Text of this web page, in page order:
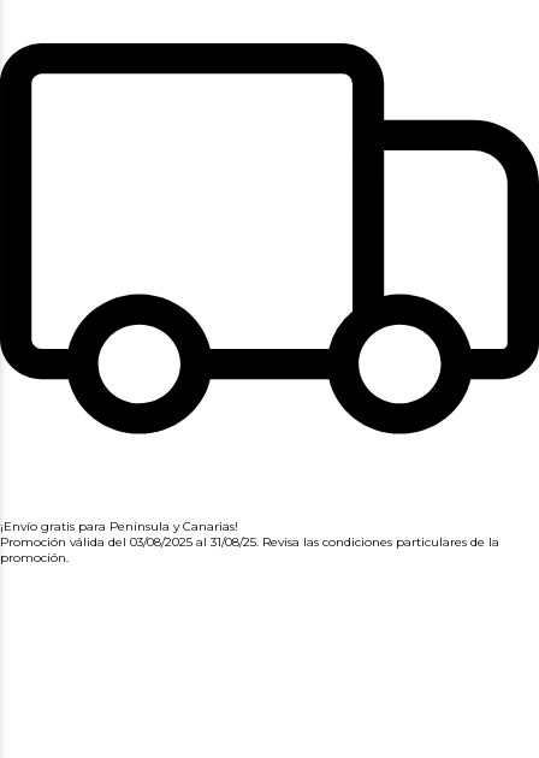
¡Envío gratis para Península y Canarias!
Promoción válida del 03/08/2025 al 31/08/25. Revisa las condiciones particulares de la
promoción.